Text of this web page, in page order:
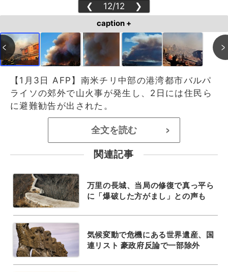
❮ 12/12 ❯
caption +
【1月3日 AFP】南米チリ中部の港湾都市バルパ
ライソの郊外で山火事が発生し、2日には住民ら
に避難勧告が出された。
全文を読む >
関連記事
万里の長城、当局の修復で真っ平ら
に「爆破した方がまし」との声も
気候変動で危機にある世界遺産、国
連リスト 豪政府反論で一部除外